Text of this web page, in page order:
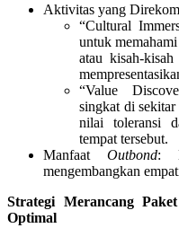
Aktivitas yang
“Cultural
untuk
atau kisah-
“Value
singkat di
nilai toleransi
tempat tersebut.
Manfaat Outbond:
mengembangkan
Strategi Merancang
Optimal